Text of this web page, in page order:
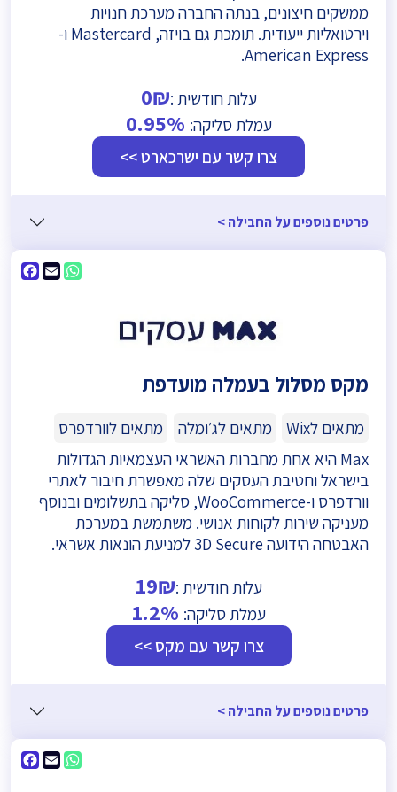
ממשקים חיצונים, בנתה החברה מערכת חנויות
וירטואליות ייעודית. תומכת גם בויזה, Mastercard ו-
American Express.
עלות חודשית :0₪
עמלת סליקה:
צרו קשר עם ישרכארט >>
פרטים נוספים על החבילה >
Email
WhatsApp
מקס מסלול בעמלה מועדפת
מתאים לWix מתאים לג׳ומלה
מתאים לוורדפרס
Max היא אחת מחברות האשראי העצמאיות הגדולות
בישראל וחטיבת העסקים שלה מאפשרת חיבור לאתרי
וורדפרס ו-WooCommerce, סליקה בתשלומים ובנוסף
מעניקה שירות לקוחות אנושי. משתמשת במערכת
האבטחה הידועה 3D Secure למניעת הונאות אשראי.
עלות חודשית :19₪
עמלת סליקה:
צרו קשר עם מקס >>
פרטים נוספים על החבילה >
Email
WhatsApp